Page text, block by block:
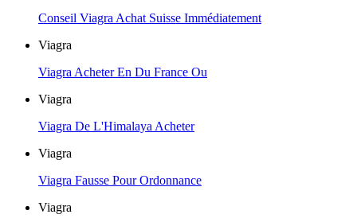
Conseil Viagra Achat Suisse Immédiatement
Viagra
Viagra Acheter En Du France Ou
Viagra
Viagra De L'Himalaya Acheter
Viagra
Viagra Fausse Pour Ordonnance
Viagra